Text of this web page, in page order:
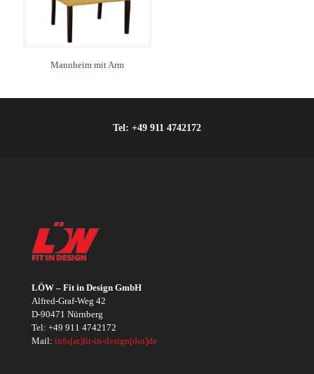
Mannheim mit Arm
Tel: +49 911 4742172
LÖW – Fit in Design GmbH
Alfred-Graf-Weg 42
D-90471 Nürnberg
Tel: +49 911 4742172
Mail: info[at]fit-in-design[dot]de